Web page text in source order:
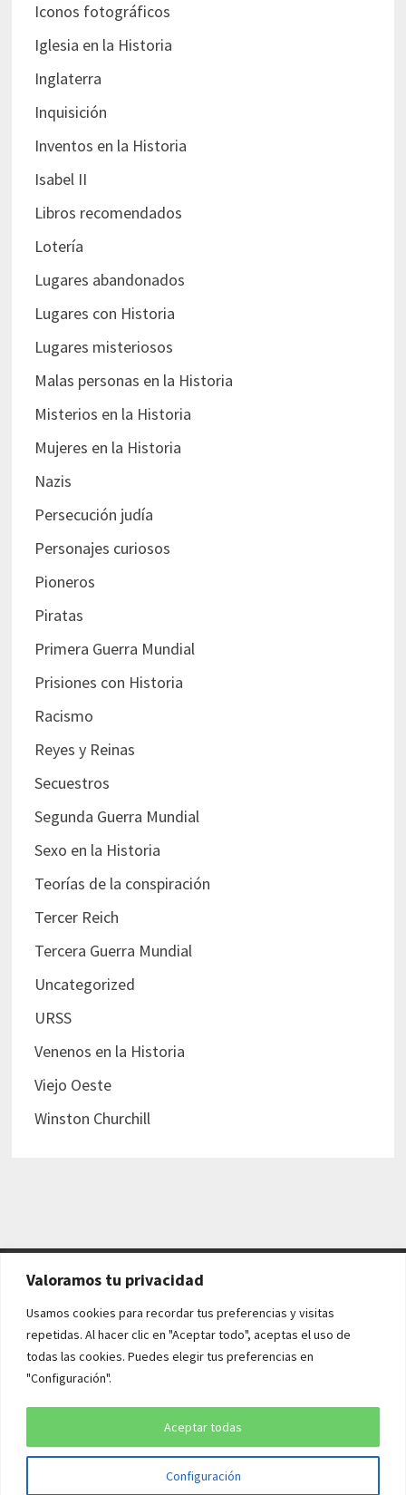
Valoramos tu privacidad
Usamos cookies para recordar tus preferencias y visitas
repetidas. Al hacer clic en "Aceptar todo", aceptas el uso de
todas las cookies. Puedes elegir tus preferencias en
"Configuración".
Configuración
Aceptar todas
Iconos fotográficos
Iglesia en la Historia
Inglaterra
Inquisición
Inventos en la Historia
Isabel II
Libros recomendados
Lotería
Lugares abandonados
Lugares con Historia
Lugares misteriosos
Malas personas en la Historia
Misterios en la Historia
Mujeres en la Historia
Nazis
Persecución judía
Personajes curiosos
Pioneros
Piratas
Primera Guerra Mundial
Prisiones con Historia
Racismo
Reyes y Reinas
Secuestros
Segunda Guerra Mundial
Sexo en la Historia
Teorías de la conspiración
Tercer Reich
Tercera Guerra Mundial
Uncategorized
URSS
Venenos en la Historia
Viejo Oeste
Winston Churchill
AVISO LEGAL Y POLÍTICAS
Aviso legal
Política de cookies